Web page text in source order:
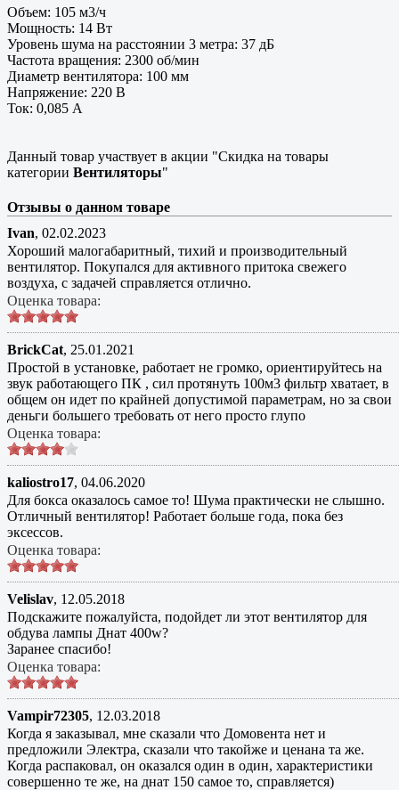
Объем: 105 м3/ч
Мощность: 14 Вт
Уровень шума на расстоянии 3 метра: 37 дБ
Частота вращения: 2300 об/мин
Диаметр вентилятора: 100 мм
Напряжение: 220 В
Ток: 0,085 А
Данный товар участвует в акции "Скидка на товары
категории Вентиляторы"
Отзывы о данном товаре
Ivan, 02.02.2023
Хороший малогабаритный, тихий и производительный
вентилятор. Покупался для активного притока свежего
воздуха, с задачей справляется отлично.
Оценка товара:
BrickCat, 25.01.2021
Простой в установке, работает не громко, ориентируйтесь на
звук работающего ПК , сил протянуть 100м3 фильтр хватает, в
общем он идет по крайней допустимой параметрам, но за свои
деньги большего требовать от него просто глупо
Оценка товара:
kaliostro17, 04.06.2020
Для бокса оказалось самое то! Шума практически не слышно.
Отличный вентилятор! Работает больше года, пока без
эксессов.
Оценка товара:
Velislav, 12.05.2018
Подскажите пожалуйста, подойдет ли этот вентилятор для
обдува лампы Днат 400w?
Заранее спасибо!
Оценка товара:
Vampir72305, 12.03.2018
Когда я заказывал, мне сказали что Домовента нет и
предложили Электра, сказали что такойже и ценана та же.
Когда распаковал, он оказался один в один, характеристики
совершенно те же, на днат 150 самое то, справляется)